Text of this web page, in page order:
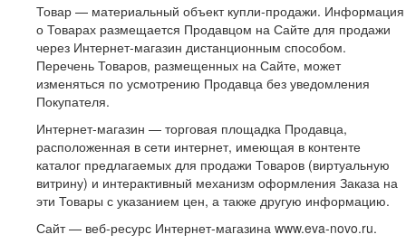
Товар — материальный объект купли-продажи. Информация
о Товарах размещается Продавцом на Сайте для продажи
через Интернет-магазин дистанционным способом.
Перечень Товаров, размещенных на Сайте, может
изменяться по усмотрению Продавца без уведомления
Покупателя.
Интернет-магазин — торговая площадка Продавца,
расположенная в сети интернет, имеющая в контенте
каталог предлагаемых для продажи Товаров (виртуальную
витрину) и интерактивный механизм оформления Заказа на
эти Товары с указанием цен, а также другую информацию.
Сайт — веб-ресурс Интернет-магазина www.eva-novo.ru.